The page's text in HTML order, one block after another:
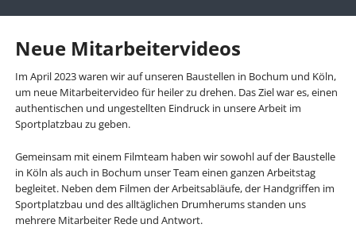
Neue Mitarbeitervideos
Im April 2023 waren wir auf unseren Baustellen in Bochum und Köln,
um neue Mitarbeitervideo für heiler zu drehen. Das Ziel war es, einen
authentischen und ungestellten Eindruck in unsere Arbeit im
Sportplatzbau zu geben.
Gemeinsam mit einem Filmteam haben wir sowohl auf der Baustelle
in Köln als auch in Bochum unser Team einen ganzen Arbeitstag
begleitet. Neben dem Filmen der Arbeitsabläufe, der Handgriffen im
Sportplatzbau und des alltäglichen Drumherums standen uns
mehrere Mitarbeiter Rede und Antwort.